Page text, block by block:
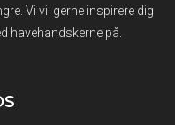
Vi vil gerne inspirere dig
havehandskerne på.